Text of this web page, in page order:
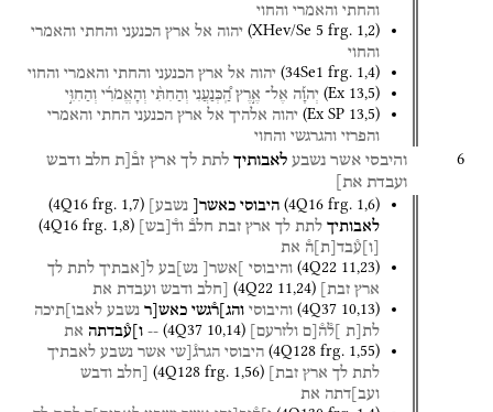
והחתי והאמרי והחוי
(XHev/Se 5 frg. 1,2) יהוה אל ארץ הכנעני והחתי והאמרי
והחוי
(34Se1 frg. 1,4) יהוה אל ארץ הכנעני והחתי והאמרי והחוי
(Ex 13,5) יְהוָ֡ה אֶל־ אֶ֣רֶץ הַֽ֠כְּנַעֲנִי וְהַחִתִּ֨י וְהָאֱמֹרִ֜י וְהַחִוִּ֣י
(Ex SP 13,5) יהוה אלהיך אל ארץ הכנעני החתי והאמרי
והפרזי והגרגשי והחוי
6 והיבסי אשר נשבע לאבותיך לתת לך ארץ זב֯[ת חלב ודבש
ועבדת את]
(4Q16 frg. 1,6) היבוסי כאשר[ נשבע] (4Q16 frg. 1,7)
לאבותיך לתת לך ארץ זבת חלב֯ וד֯ בש (4Q16 frg. 1,8)
ו ע֯בד ת ה֯ את
(4Q22 11,23) והיבוסי ]אשר[ נש]בע ל[אבתיך לתת לך
ארץ זבת] (4Q22 11,24) [חלב ודבש ועבדת את
(4Q37 10,13) והיבוסי והג]ר֯גשי כאש[ר נשבע לאבו]תיכה
לת[ת
]ל֯ה֯[ם ולזרעם] (4Q37 10,14)
-- ו]ע֯בדתה את
(4Q128 frg. 1,55) היבוסי הגרג֯[שי אשר נשבע לאבתיך
לתת לך ארץ זבת] (4Q128 frg. 1,56) [חלב ודבש
ועב]דתה את